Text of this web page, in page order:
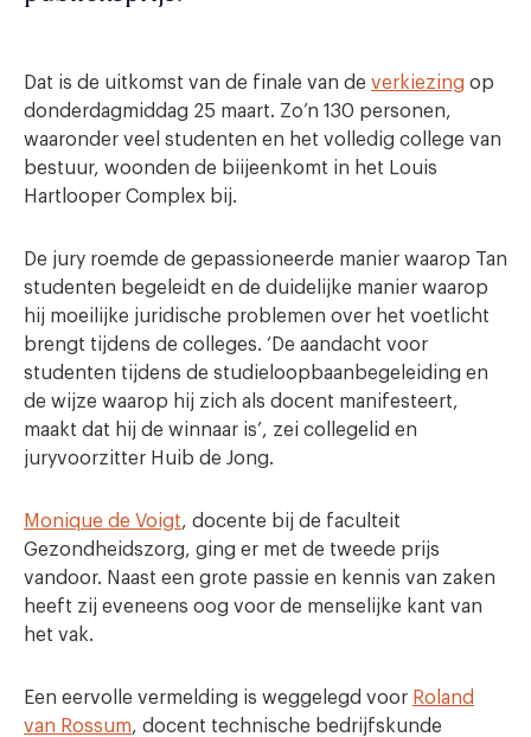
Dat is de uitkomst van de finale van de verkiezing op
donderdagmiddag 25 maart. Zo’n 130 personen,
waaronder veel studenten en het volledig college van
bestuur, woonden de biijeenkomt in het Louis
Hartlooper Complex bij.
De jury roemde de gepassioneerde manier waarop Tan
studenten begeleidt en de duidelijke manier waarop
hij moeilijke juridische problemen over het voetlicht
brengt tijdens de colleges. ‘De aandacht voor
studenten tijdens de studieloopbaanbegeleiding en
de wijze waarop hij zich als docent manifesteert,
maakt dat hij de winnaar is’, zei collegelid en
juryvoorzitter Huib de Jong.
Monique de Voigt, docente bij de faculteit
Gezondheidszorg, ging er met de tweede prijs
vandoor. Naast een grote passie en kennis van zaken
heeft zij eveneens oog voor de menselijke kant van
het vak.
Een eervolle vermelding is weggelegd voor Roland
van Rossum, docent technische bedrijfskunde